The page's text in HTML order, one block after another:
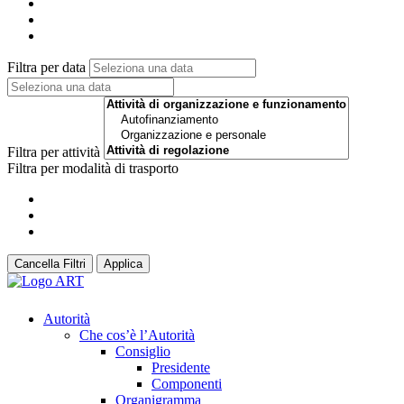
Filtra per data
Filtra per attività
Filtra per modalità di trasporto
Cancella Filtri Applica
Autorità
Che cos’è l’Autorità
Consiglio
Presidente
Componenti
Organigramma